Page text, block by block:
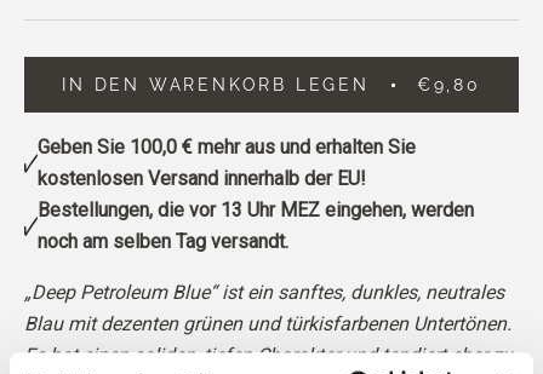
IN DEN WARENKORB LEGEN €9,80
Geben Sie 100,0 €mehr aus und erhalten Sie
kostenlosen Versand innerhalb der EU!
Bestellungen, die vor 13 Uhr MEZ eingehen, werden
noch am selben Tag versandt.
„Deep Petroleum Blue“ ist ein sanftes, dunkles, neutrales
Blau mit dezenten grünen und türkisfarbenen Untertönen.
Es hat einen soliden, tiefen Charakter und tendiert eher zu